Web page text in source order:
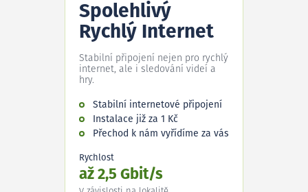
Spolehlivý
Rychlý Internet
Stabilní připojení nejen pro rychlý
internet, ale i sledování videí a
hry.
Stabilní internetové připojení
Instalace již za 1 Kč
Přechod k nám vyřídíme za vás
Rychlost
až 2,5 Gbit/s